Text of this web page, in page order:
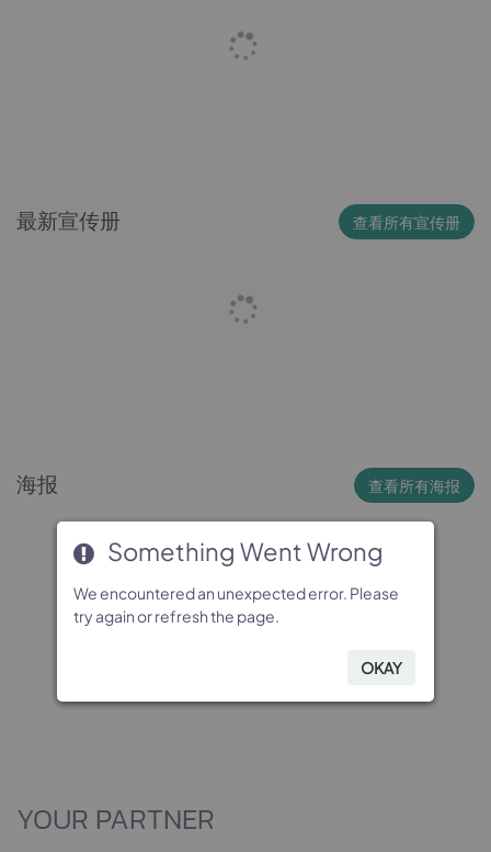
最新宣传册 查看所有宣传册
海报 查看所有海报
YOUR PARTNER
Something Went Wrong
We encountered an unexpected error. Please
try again or refresh the page.
OKAY
Something Went Wrong
We encountered an unexpected error. Please
try again or refresh the page.
OKAY
Something Went Wrong
We encountered an unexpected error. Please
try again or refresh the page.
OKAY
Something Went Wrong
We encountered an unexpected error. Please
try again or refresh the page.
OKAY